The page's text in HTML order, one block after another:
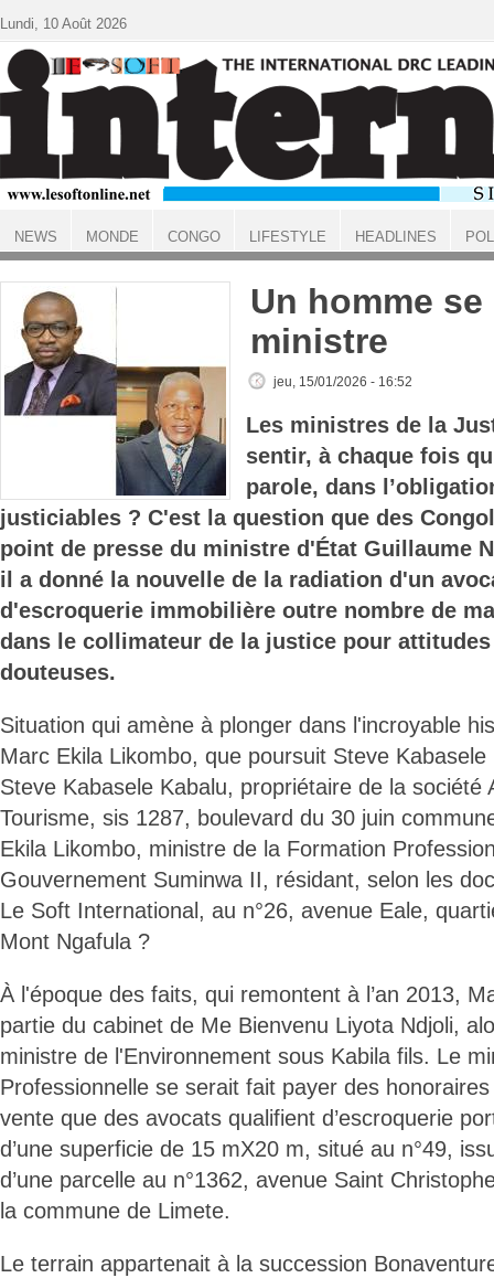
ACCUEIL
Un homme
ministre
jeu, 15/01/2026 - 16:52
Les ministres de la
sentir, à chaque fois
parole, dans
justiciables ? C'est la question que des
point de presse du ministre d'État Guillaume
il a donné la nouvelle de la radiation d'un
d'escroquerie immobilière outre nombre de
dans le collimateur de la justice pour
douteuses.
Situation qui amène à plonger dans l'incroyable
Marc Ekila Likombo, que poursuit Steve
Steve Kabasele Kabalu, propriétaire de la société
Tourisme, sis 1287, boulevard du 30 juin
Ekila Likombo, ministre de la Formation
Gouvernement Suminwa II, résidant, selon les
Le Soft International, au n°26, avenue Eale,
Mont Ngafula ?
À l'époque des faits, qui remontent à l’an 2013,
partie du cabinet de Me Bienvenu Liyota Ndjoli,
ministre de l'Environnement sous Kabila fils. Le
Professionnelle se serait fait payer des
vente que des avocats qualifient d’escroquerie
d’une superficie de 15 mX20 m, situé au n°49,
d’une parcelle au n°1362, avenue Saint
la commune de Limete.
Le terrain appartenait à la succession
Lundi, 10 Août 2026
NEWS MONDE CONGO LIFESTYLE HEADLINES